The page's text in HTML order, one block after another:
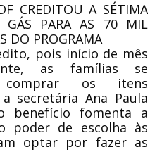
CREDITOU A SÉTIMA
GÁS PARA AS 70 MIL
DO PROGRAMA
pois início de mês
as famílias se
comprar os itens
secretária Ana Paula
benefício fomenta a
poder de escolha às
optar por fazer as